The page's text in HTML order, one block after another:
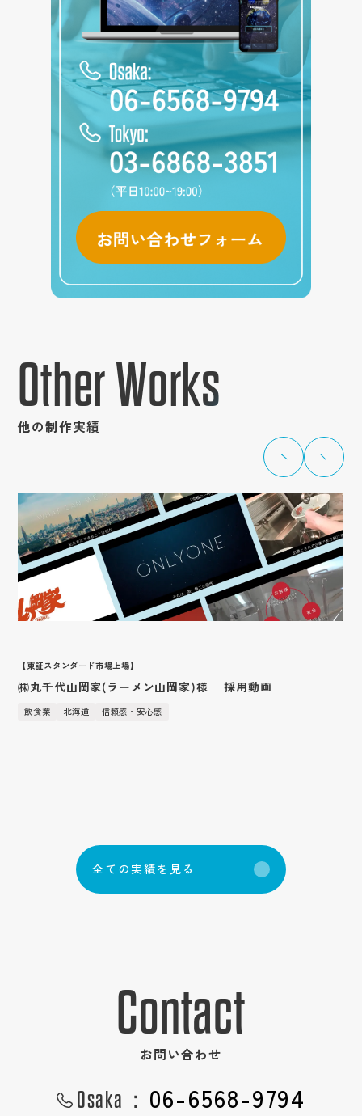
Other Works
他の制作実績
【東証スタンダード市場上場】
㈱丸千代山岡家(ラーメン山岡家)様 採用動画
飲食業 北海道 信頼感・安心感
全 て の実績を 見 る
Contact
お問い合わせ
Osaka： 06-6568-9794